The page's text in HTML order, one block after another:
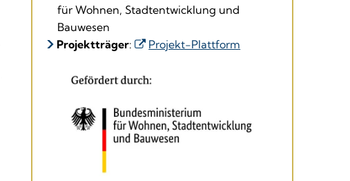
für Wohnen, Stadtentwicklung und
Bauwesen
Projektträger: Projekt-Plattform